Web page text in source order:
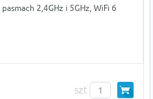
2,4GHz i 5GHz, WiFi 6
szt